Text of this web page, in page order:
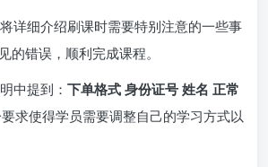
详细介绍刷课时需要特别注意的一些事
的错误，顺利完成课程。
中提到： 下单格式 身份证号 姓名 正常
要求使得学员需要调整自己的学习方式以